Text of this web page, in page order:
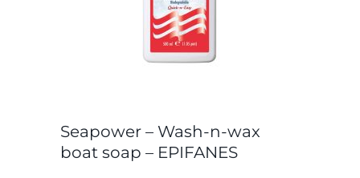
Seapower – Wash-n-wax
boat soap – EPIFANES